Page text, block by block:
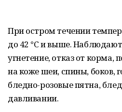
При остром течении
до 42 °С и выше.
угнетение, отказ от
на коже шеи, спины, боков,
бледно-розовые пятна,
давливании.